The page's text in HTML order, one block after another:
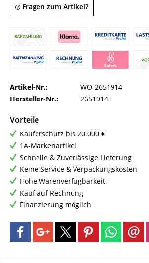
Fragen zum Artikel?
Artikel-Nr.:
WO-2651914
Hersteller-Nr.:
2651914
Vorteile
Käuferschutz bis 20.000 €
1A-Markenartikel
Schnelle & Zuverlässige Lieferung
Keine Service & Verpackungskosten
Hohe Warenverfügbarkeit
Kauf auf Rechnung
Finanzierung möglich